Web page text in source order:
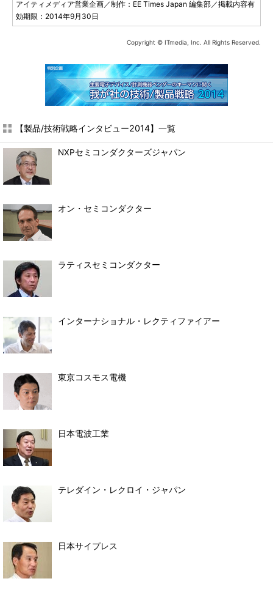
アイティメディア営業企画／制作：EE Times Japan 編集部／掲載内容有
効期限：2014年9月30日
Copyright © ITmedia, Inc. All Rights Reserved.
【製品/技術戦略インタビュー2014】一覧
NXPセミコンダクターズジャパン
オン・セミコンダクター
ラティスセミコンダクター
インターナショナル・レクティファイアー
東京コスモス電機
日本電波工業
テレダイン・レクロイ・ジャパン
日本サイプレス